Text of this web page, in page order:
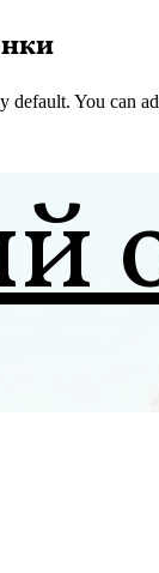
You can